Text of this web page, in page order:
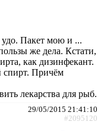
удо. Пакет мою и ...
же дела. Кстати,
как дизинфекант.
спирт. Причём
лекарства для рыб.
29/05/2015 21:41:10
#2095120